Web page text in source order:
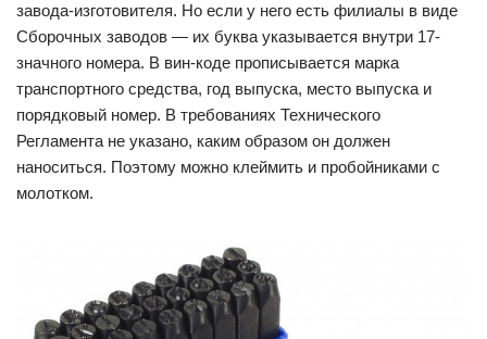
завода-изготовителя. Но если у него есть филиалы в виде
Сборочных заводов — их буква указывается внутри 17-
значного номера. В вин-коде прописывается марка
транспортного средства, год выпуска, место выпуска и
порядковый номер. В требованиях Технического
Регламента не указано, каким образом он должен
наноситься. Поэтому можно клеймить и пробойниками с
молотком.